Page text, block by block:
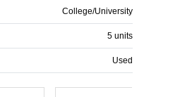
College/University
5 units
Used